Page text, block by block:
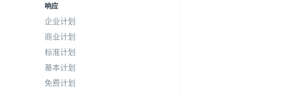
响应
企业计划
商业计划
标准计划
基本计划
免费计划